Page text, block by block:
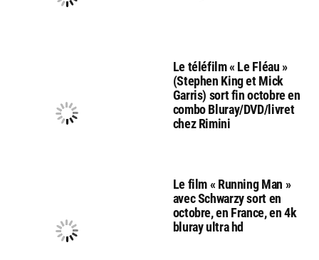
Le téléfilm « Le Fléau »
(Stephen King et Mick
Garris) sort fin octobre en
combo Bluray/DVD/livret
chez Rimini
Le film « Running Man »
avec Schwarzy sort en
octobre, en France, en 4k
bluray ultra hd